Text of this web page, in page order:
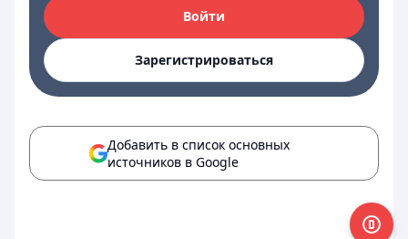
Войти
Зарегистрироваться
Добавить в список основных
источников в Google